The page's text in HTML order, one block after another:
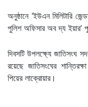
অনুষ্ঠানে ‘ইউএন মিলিটারি
পুলিশ অফিসার অব দ্য ইয়ার’
দিবসটি উপলক্ষ্যে জাতিসংঘ
রয়েছে জাতিসংঘের
পিয়ের লাক্রোয়ার।